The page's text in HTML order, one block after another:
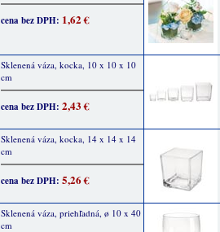
cena bez DPH: 1,62 €
Sklenená váza, kocka, 10 x 10 x 10
cm
cena bez DPH: 2,43 €
Sklenená váza, kocka, 14 x 14 x 14
cm
cena bez DPH: 5,26 €
Sklenená váza, priehľadná, ø 10 x 40
cm